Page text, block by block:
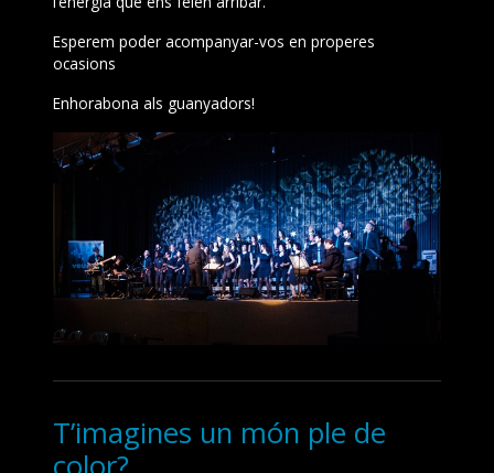
Esperem poder acompanyar-vos en properes
ocasions
Enhorabona als guanyadors!
T’imagines un món ple de